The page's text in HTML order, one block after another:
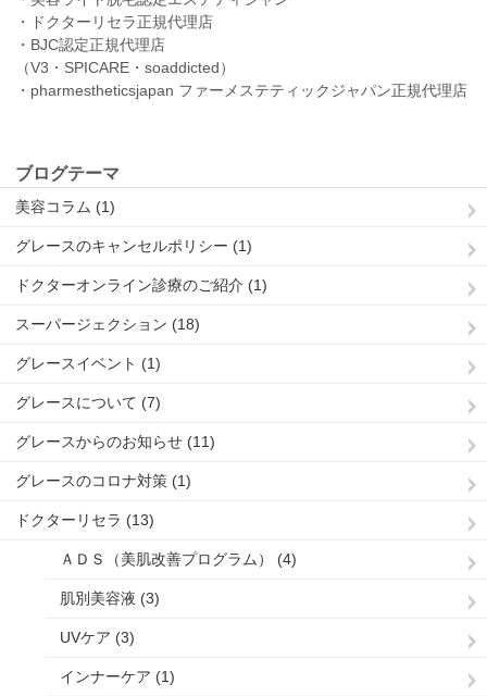
・ドクターリセラ正規代理店
・BJC認定正規代理店
（V3・SPICARE・soaddicted）
・pharmestheticsjapan ファーメステティックジャパン正規代理店
ブログテーマ
美容コラム (1)
グレースのキャンセルポリシー (1)
ドクターオンライン診療のご紹介 (1)
スーパージェクション (18)
グレースイベント (1)
グレースについて (7)
グレースからのお知らせ (11)
グレースのコロナ対策 (1)
ドクターリセラ (13)
ＡＤＳ（美肌改善プログラム） (4)
肌別美容液 (3)
UVケア (3)
インナーケア (1)